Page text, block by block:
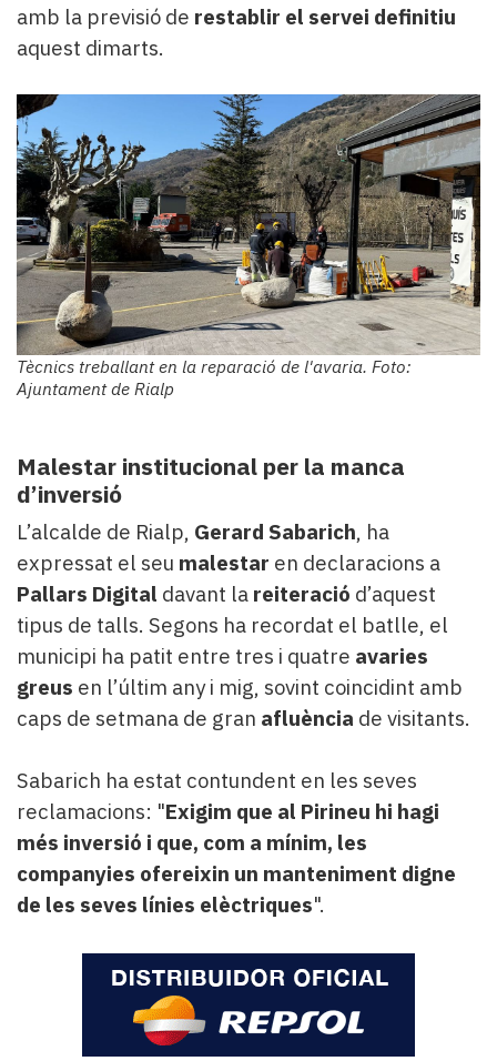
amb la previsió de restablir el servei definitiu
aquest dimarts.
Tècnics treballant en la reparació de l'avaria. Foto:
Ajuntament de Rialp
Malestar institucional per la manca
d’inversió
L’alcalde de Rialp, Gerard Sabarich, ha
expressat el seu malestar en declaracions a
Pallars Digital davant la reiteració d’aquest
tipus de talls. Segons ha recordat el batlle, el
municipi ha patit entre tres i quatre avaries
greus en l’últim any i mig, sovint coincidint amb
caps de setmana de gran afluència de visitants.
Sabarich ha estat contundent en les seves
reclamacions: "Exigim que al Pirineu hi hagi
més inversió i que, com a mínim, les
companyies ofereixin un manteniment digne
de les seves línies elèctriques".